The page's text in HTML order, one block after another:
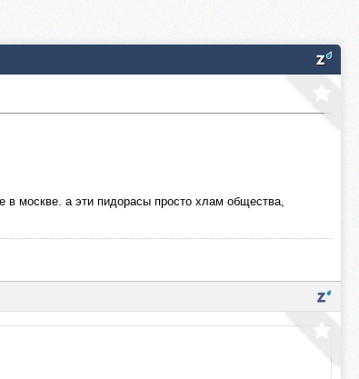
а эти пидорасы просто хлам общества,